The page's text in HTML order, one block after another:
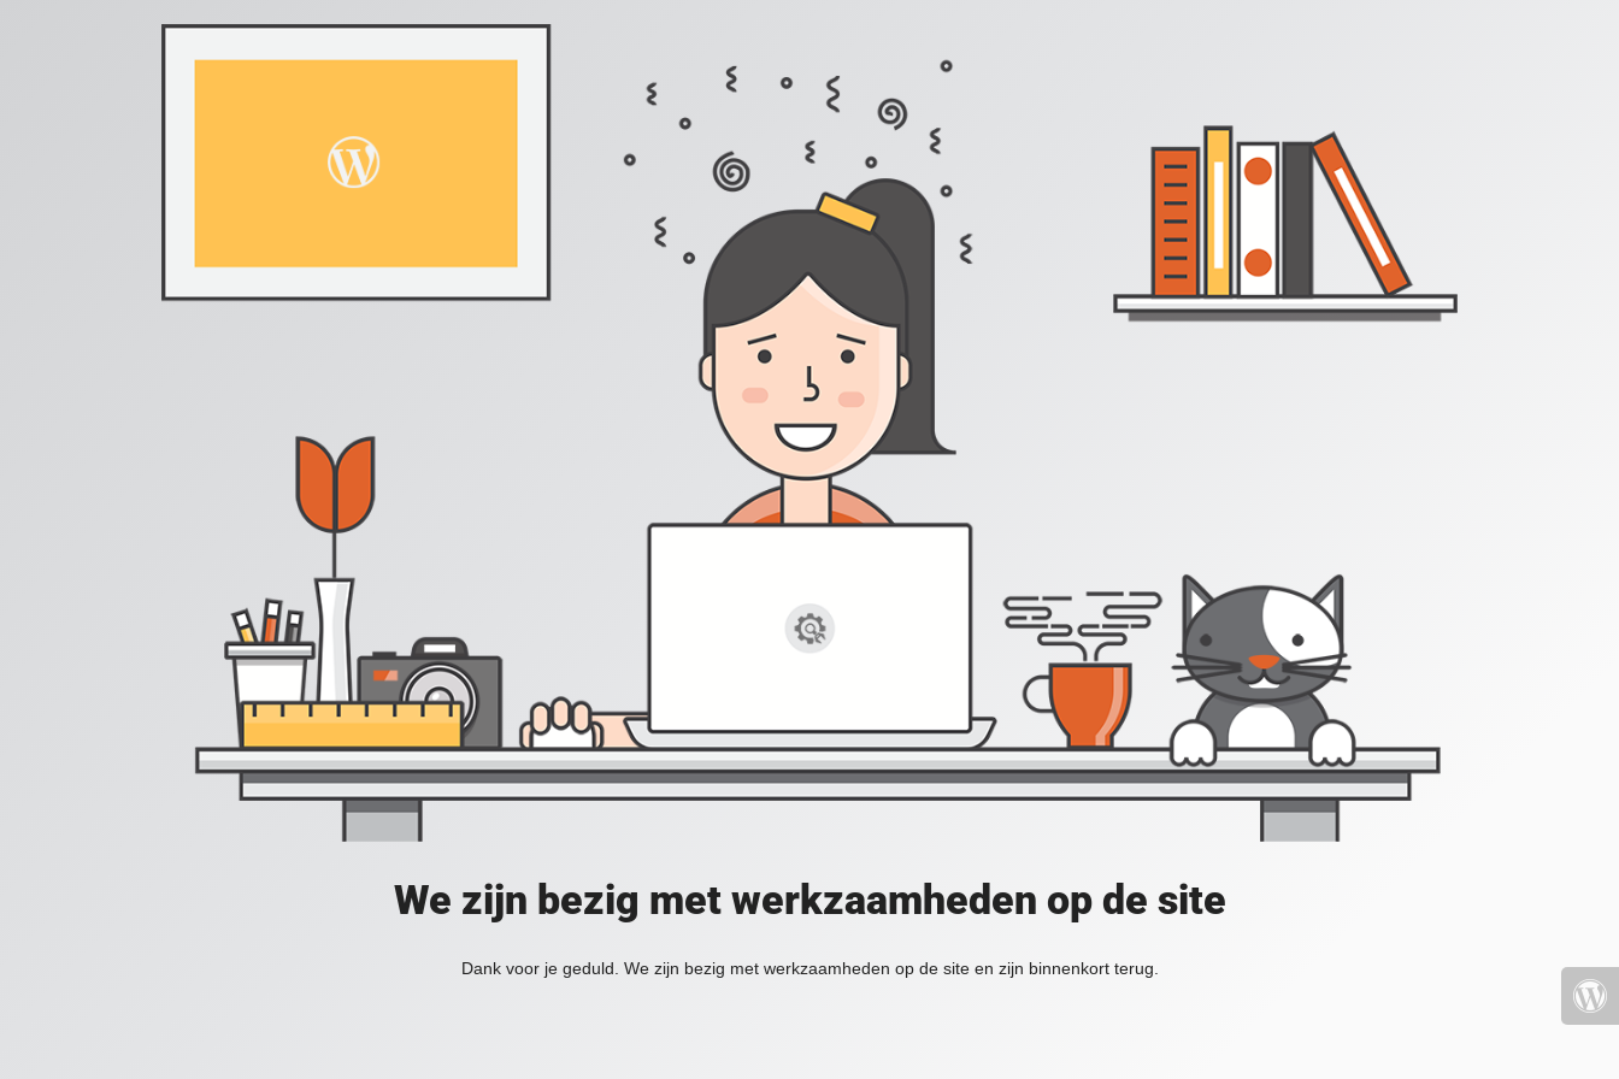
We zijn bezig met werkzaamheden op de site
Dank voor je geduld. We zijn bezig met werkzaamheden op de site en zijn binnenkort terug.